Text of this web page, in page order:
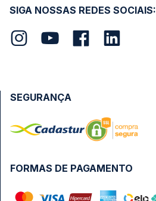
SIGA NOSSAS REDES SOCIAIS:
FORMAS DE PAGAMENTO
SEGURANÇA